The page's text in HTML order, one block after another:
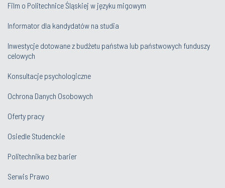
Film o Politechnice Śląskiej w języku migowym
Informator dla kandydatów na studia
Inwestycje dotowane z budżetu państwa lub państwowych funduszy
celowych
Konsultacje psychologiczne
Ochrona Danych Osobowych
Oferty pracy
Osiedle Studenckie
Politechnika bez barier
Serwis Prawo